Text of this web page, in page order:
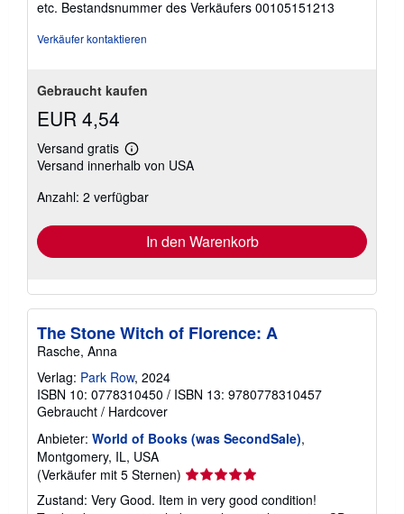
Sternen
etc. Bestandsnummer des Verkäufers 00105151213
Verkäufer kontaktieren
Gebraucht kaufen
EUR 4,54
Versand gratis
Weitere
Informationen
Versandkosten
Versand innerhalb von USA
Anzahl: 2 verfügbar
In den Warenkorb
The Stone Witch of Florence: A
Rasche, Anna
Verlag: Park Row, 2024
ISBN 10: 0778310450 / ISBN 13: 9780778310457
Gebraucht / Hardcover
Anbieter: World of Books (was SecondSale),
Montgomery, IL, USA
(Verkäufer mit 5 Sternen) Verkäuferbewertung
von
Zustand: Very Good. Item in very good condition!